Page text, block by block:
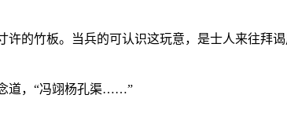
许的竹板。当兵的可认识这玩意，是士人来往拜
道，“冯翊杨孔渠……”